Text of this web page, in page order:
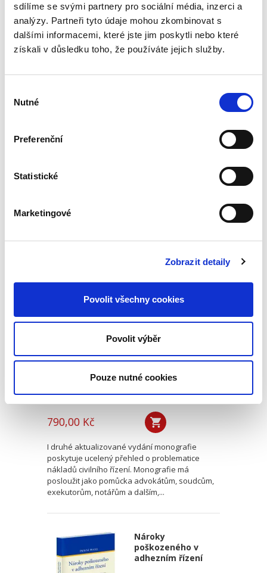
sdílíme se svými partnery pro sociální média, inzerci a
analýzy. Partneři tyto údaje mohou zkombinovat s
dalšími informacemi, které jste jim poskytli nebo které
získali v důsledku toho, že používáte jejich služby.
souhlasu
Nutné
Preferenční
Statistické
Marketingové
Zobrazit detaily
Povolit všechny cookies
Povolit výběr
Pouze nutné cookies
Flexibilní formy
zaměstnání v
540,00 Kč
pružnými a efektivními formami zaměstnávání
vydání
2. VYDÁNÍ
Karel Svoboda,Miroslav Hromada,Jiří Levý,David Vláčil ,Šárka
790,00 Kč
I druhé aktualizované vydání monografie
poskytuje ucelený přehled o problematice
nákladů civilního řízení. Monografie má
posloužit jako pomůcka advokátům, soudcům,
exekutorům, notářům a dalším,...
Nároky
poškozeného v
adhezním řízení